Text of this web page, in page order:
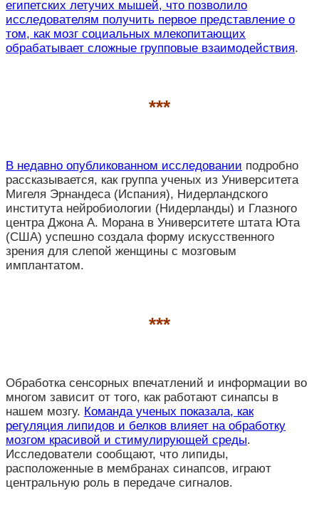
египетских летучих мышей, что позволило
исследователям получить первое представление о
том, как мозг социальных млекопитающих
обрабатывает сложные групповые взаимодействия.
***
В недавно опубликованном исследовании подробно
рассказывается, как группа ученых из Университета
Мигеля Эрнандеса (Испания), Нидерландского
института нейробиологии (Нидерланды) и Глазного
центра Джона А. Морана в Университете штата Юта
(США) успешно создала форму искусственного
зрения для слепой женщины с мозговым
имплантатом.
***
Обработка сенсорных впечатлений и информации во
многом зависит от того, как работают синапсы в
нашем мозгу. Команда ученых показала, как
регуляция липидов и белков влияет на обработку
мозгом красивой и стимулирующей среды.
Исследователи сообщают, что липиды,
расположенные в мембранах синапсов, играют
центральную роль в передаче сигналов.